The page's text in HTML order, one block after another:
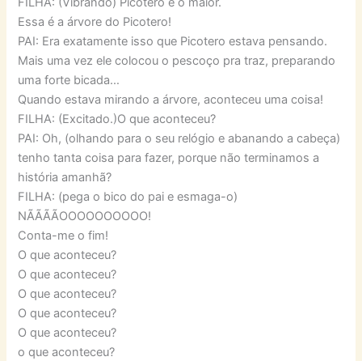
Essa é a árvore do Picotero!
PAI: Era exatamente isso que Picotero estava pensando.
Mais uma vez ele colocou o pescoço pra traz, preparando
uma forte bicada…
Quando estava mirando a árvore, aconteceu uma coisa!
FILHA: (Excitado.)O que aconteceu?
PAI: Oh, (olhando para o seu relógio e abanando a cabeça)
tenho tanta coisa para fazer, porque não terminamos a
história amanhã?
FILHA: (pega o bico do pai e esmaga-o)
NÃÃÃÃOOOOOOOOOO!
Conta-me o fim!
O que aconteceu?
O que aconteceu?
O que aconteceu?
O que aconteceu?
O que aconteceu?
o que aconteceu?